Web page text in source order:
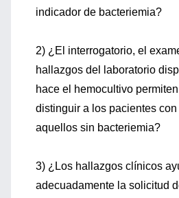
indicador de bacteriemia?
2) ¿El interrogatorio, el
hallazgos del laboratorio
hace el hemocultivo
distinguir a los pacientes
aquellos sin bacteriemia?
3) ¿Los hallazgos clínicos
adecuadamente la solicitud